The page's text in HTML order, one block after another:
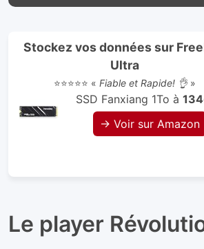
Stockez vos données sur
Ultra
⭐⭐⭐⭐⭐ « Fiable et Rapide! 👌»
SSD Fanxiang 1To à 134
→ Voir sur Amazon
Le player